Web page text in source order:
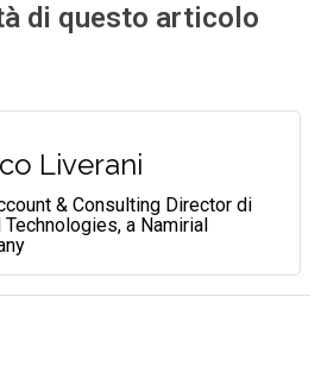
di questo articolo
Liverani
& Consulting Director di
Technologies, a Namirial